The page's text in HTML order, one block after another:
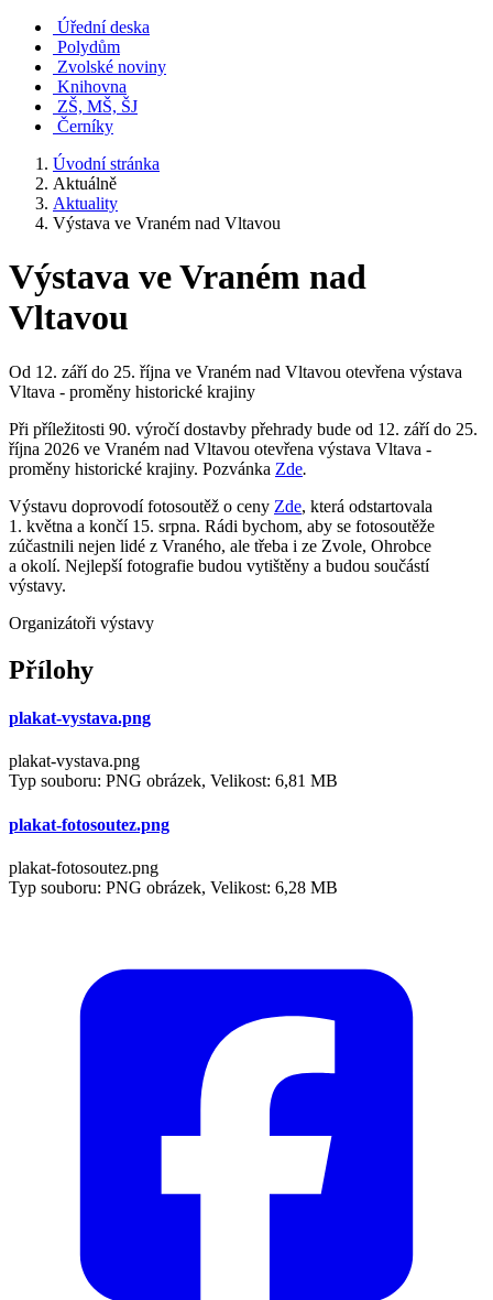
Úřední deska
Polydům
Zvolské noviny
Knihovna
ZŠ, MŠ, ŠJ
Černíky
Úvodní stránka
Aktuálně
Aktuality
Výstava ve Vraném nad Vltavou
Výstava ve Vraném nad
Vltavou
Od 12. září do 25. října ve Vraném nad Vltavou otevřena výstava
Vltava - proměny historické krajiny
Při příležitosti 90. výročí dostavby přehrady bude od 12. září do 25.
října 2026 ve Vraném nad Vltavou otevřena výstava Vltava -
proměny historické krajiny. Pozvánka Zde.
Výstavu doprovodí fotosoutěž o ceny Zde, která odstartovala
1. května a končí 15. srpna. Rádi bychom, aby se fotosoutěže
zúčastnili nejen lidé z Vraného, ale třeba i ze Zvole, Ohrobce
a okolí. Nejlepší fotografie budou vytištěny a budou součástí
výstavy.
Organizátoři výstavy
Přílohy
plakat-vystava.png
plakat-vystava.png
Typ souboru: PNG obrázek, Velikost: 6,81 MB
plakat-fotosoutez.png
plakat-fotosoutez.png
Typ souboru: PNG obrázek, Velikost: 6,28 MB